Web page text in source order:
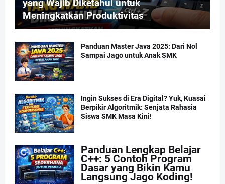
yang Wajib Diketahui untuk
Meningkatkan Produktivitas
Panduan Master Java 2025: Dari Nol
Sampai Jago untuk Anak SMK
Ingin Sukses di Era Digital? Yuk, Kuasai
Berpikir Algoritmik: Senjata Rahasia
Siswa SMK Masa Kini!
Panduan Lengkap Belajar
C++: 5 Contoh Program
Dasar yang Bikin Kamu
Langsung Jago Koding!